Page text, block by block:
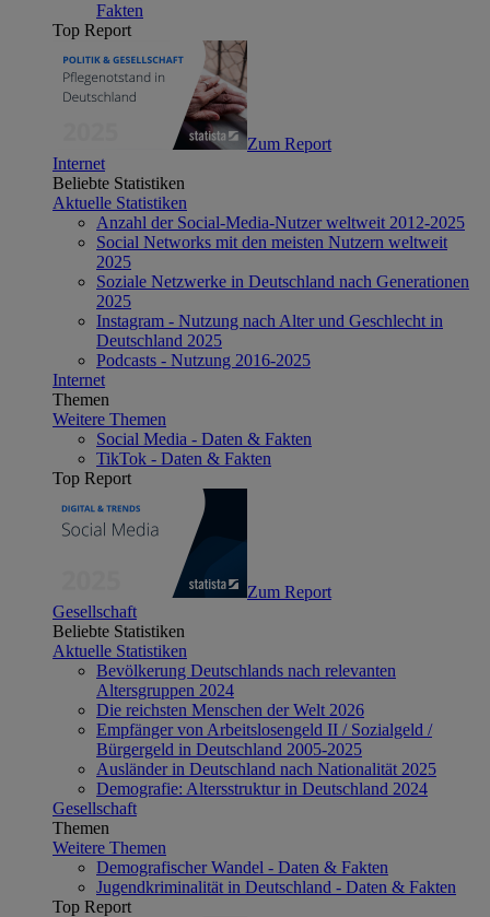
Fakten
Top Report
Zum Report
Internet
Beliebte Statistiken
Aktuelle Statistiken
Anzahl der Social-Media-Nutzer weltweit 2012-2025
Social Networks mit den meisten Nutzern weltweit
2025
Soziale Netzwerke in Deutschland nach Generationen
2025
Instagram - Nutzung nach Alter und Geschlecht in
Deutschland 2025
Podcasts - Nutzung 2016-2025
Internet
Themen
Weitere Themen
Social Media - Daten & Fakten
TikTok - Daten & Fakten
Top Report
Zum Report
Gesellschaft
Beliebte Statistiken
Aktuelle Statistiken
Bevölkerung Deutschlands nach relevanten
Altersgruppen 2024
Die reichsten Menschen der Welt 2026
Empfänger von Arbeitslosengeld II / Sozialgeld /
Bürgergeld in Deutschland 2005-2025
Ausländer in Deutschland nach Nationalität 2025
Demografie: Altersstruktur in Deutschland 2024
Gesellschaft
Themen
Weitere Themen
Demografischer Wandel - Daten & Fakten
Jugendkriminalität in Deutschland - Daten & Fakten
Top Report